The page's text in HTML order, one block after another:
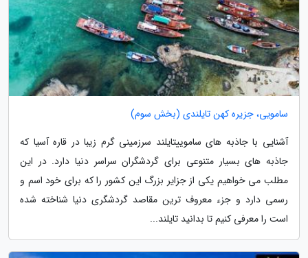
سامویی، جزیره کهن تایلندی (بخش سوم)
آشنایی با جاذبه های ساموییتایلند سرزمینی گرم زیبا در قاره آسیا که
جاذبه های بسیار متنوعی برای گردشگران سراسر دنیا دارد. در این
مطلب می خواهیم یکی از جزایر بزرگ این کشور را که برای خود اسم و
رسمی دارد و جزء معروف ترین مقاصد گردشگری دنیا شناخته شده
است را معرفی کنیم تا بدانید تایلند...